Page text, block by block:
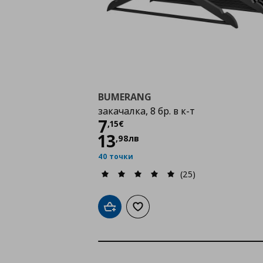
BUMERANG
закачалка, 8 бр. в к-т
7,15€
Цена
13,98лв
40 точки
(25)
Добави в кошницата
Добави към списъка с любими